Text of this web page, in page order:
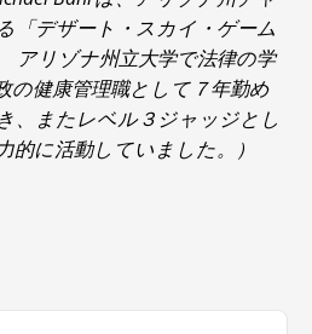
「デザート・スカイ・ゲーム
リゾナ州立大学で法律の学
の健康管理職として７年勤め
、またレベル３ジャッジとし
的に活動していました。）